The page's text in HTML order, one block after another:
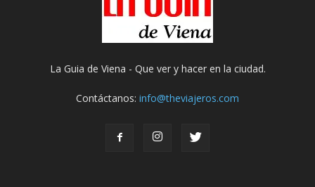
La Guia de Viena - Que ver y hacer en la ciudad.
Contáctanos: info@theviajeros.com